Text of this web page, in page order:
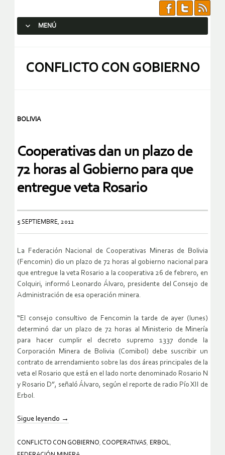
MENÚ
CONFLICTO CON GOBIERNO
BOLIVIA
Cooperativas dan un plazo de
72 horas al Gobierno para que
entregue veta Rosario
5 SEPTIEMBRE, 2012
La Federación Nacional de Cooperativas Mineras de Bolivia
(Fencomin) dio un plazo de 72 horas al gobierno nacional para
que entregue la veta Rosario a la cooperativa 26 de febrero, en
Colquiri, informó Leonardo Álvaro, presidente del Consejo de
Administración de esa operación minera.
“El consejo consultivo de Fencomin la tarde de ayer (lunes)
determinó dar un plazo de 72 horas al Ministerio de Minería
para hacer cumplir el decreto supremo 1337 donde la
Corporación Minera de Bolivia (Comibol) debe suscribir un
contrato de arrendamiento sobre las dos áreas principales de la
veta el Rosario que está en el lado norte denominado Rosario N
y Rosario D”, señaló Álvaro, según el reporte de radio Pío XII de
Erbol.
Sigue leyendo →
CONFLICTO CON GOBIERNO, COOPERATIVAS, ERBOL,